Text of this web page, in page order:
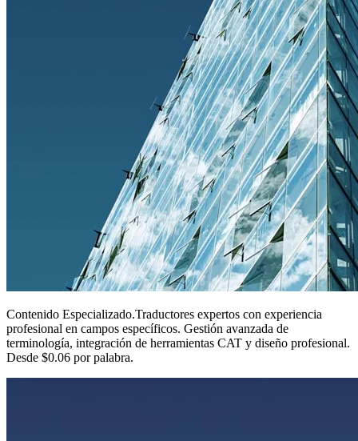
Contenido Especializado.Traductores expertos con experiencia
profesional en campos específicos. Gestión avanzada de
terminología, integración de herramientas CAT y diseño profesional.
Desde $0.06 por palabra.